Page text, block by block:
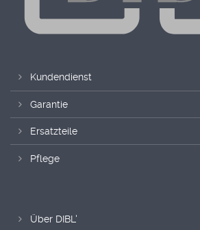
Kundendienst
Garantie
Ersatzteile
Pflege
Über DIBL'